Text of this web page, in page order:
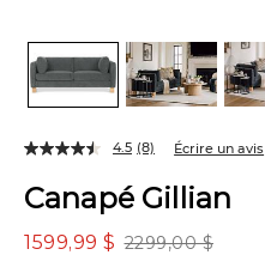
Canapé Gillian
2299,00 $
1599,99 $
4.5 (8) Écrire un avis